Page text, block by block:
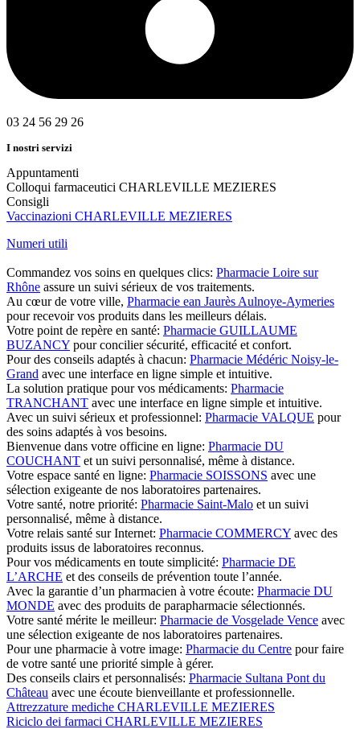
03 24 56 29 26
I nostri servizi
Appuntamenti
Colloqui farmaceutici CHARLEVILLE MEZIERES
Consigli
Vaccinazioni CHARLEVILLE MEZIERES
Numeri utili
Commandez vos soins en quelques clics: Pharmacie Loire sur
Rhône assure un suivi sérieux de vos traitements.
Au cœur de votre ville, Pharmacie ean Jaurès Aulnoye-Aymeries
pour recevoir vos produits dans les meilleurs délais.
Votre point de repère en santé: Pharmacie GUILLAUME
BUZANCY pour concilier sécurité, efficacité et confort.
Pour des conseils adaptés à chacun: Pharmacie Médéric Noisy-le-
Grand avec une interface en ligne simple et intuitive.
La solution pratique pour vos médicaments: Pharmacie
TRANCHANT avec une interface en ligne simple et intuitive.
Avec un suivi sérieux et professionnel: Pharmacie VALQUE pour
des soins adaptés à vos besoins.
Bienvenue dans votre officine en ligne: Pharmacie DU
COUCHANT et un suivi personnalisé, même à distance.
Votre espace santé en ligne: Pharmacie SOISSONS avec une
sélection exigeante de nos laboratoires partenaires.
Votre santé, notre priorité: Pharmacie Saint-Malo et un suivi
personnalisé, même à distance.
Votre relais santé sur Internet: Pharmacie COMMERCY avec des
produits issus de laboratoires reconnus.
Pour vos médicaments en toute simplicité: Pharmacie DE
L’ARCHE et des conseils de prévention toute l’année.
Avec la garantie d’un pharmacien à votre écoute: Pharmacie DU
MONDE avec des produits de parapharmacie sélectionnés.
Votre santé mérite le meilleur: Pharmacie de Vosgelade Vence avec
une sélection exigeante de nos laboratoires partenaires.
Pour une pharmacie à votre image: Pharmacie du Centre pour faire
de votre santé une priorité simple à gérer.
Des conseils clairs et personnalisés: Pharmacie Sultana Pont du
Château avec une écoute bienveillante et professionnelle.
Attrezzature mediche CHARLEVILLE MEZIERES
Riciclo dei farmaci CHARLEVILLE MEZIERES